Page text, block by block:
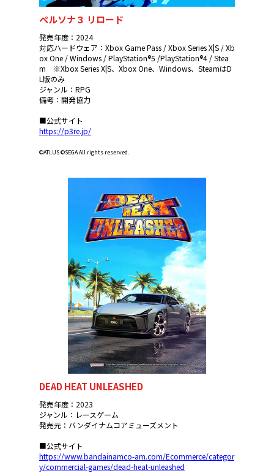
ペルソナ３ リロード
発売年度：2024
対応ハードウェア：Xbox Game Pass / Xbox Series X|S / Xb
ox One / Windows / PlayStation®5 /PlayStation®4 / Stea
m ※Xbox Series X|S、Xbox One、Windows、SteamはD
L版のみ
ジャンル：RPG
備考：開発協力
■公式サイト
https://p3re.jp/
©ATLUS ©SEGA All rights reserved.
DEAD HEAT UNLEASHED
発売年度：2023
ジャンル：レースゲーム
発売元：バンダイナムコアミューズメント
■公式サイト
https://www.bandainamco-am.com/Ecommerce/categor
y/commercial-games/dead-heat-unleashed